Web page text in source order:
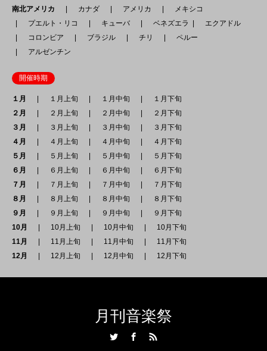
南北アメリカ
カナダ アメリカ
メキシコ
プエルト・リコ
キューバ ベネズエラ
エクアドル
コロンビア
ブラジル チリ
ペルー
アルゼンチン
開催時期
１月 １月上旬 １月中旬
１月下旬
２月
２月上旬 ２月中旬
２月下旬
３月
３月上旬 ３月中旬
３月下旬
４月
４月上旬 ４月中旬
４月下旬
５月
５月上旬 ５月中旬
５月下旬
６月
６月上旬 ６月中旬
６月下旬
７月
７月上旬 ７月中旬
７月下旬
８月
８月上旬 ８月中旬
８月下旬
９月
９月上旬 ９月中旬
９月下旬
10月
10月上旬 10月中旬
10月下旬
11月
11月上旬 11月中旬
11月下旬
12月
12月上旬 12月中旬 12月下旬
月刊音楽祭